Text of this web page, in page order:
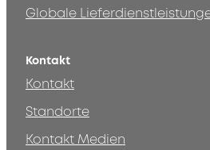
Globale
Kontakt
Kontakt
Standorte
Kontakt Medien